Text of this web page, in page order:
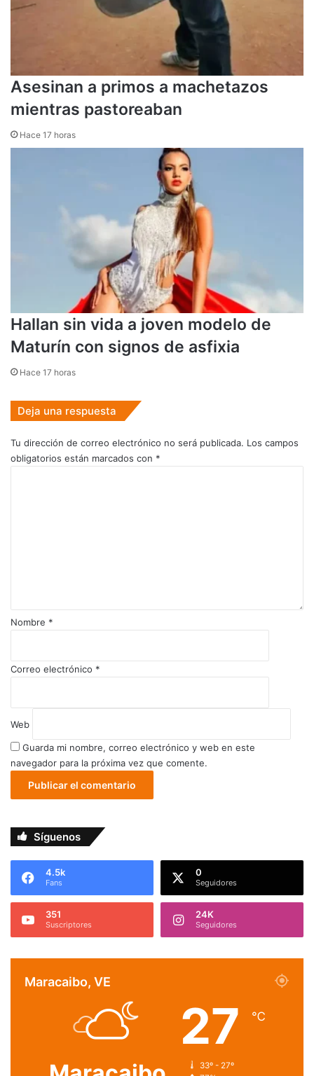
Asesinan a primos a machetazos
mientras pastoreaban
Hace 17 horas
Hallan sin vida a joven modelo de
Maturín con signos de asfixia
Hace 17 horas
Deja una respuesta
Tu dirección de correo electrónico no será publicada. Los campos
obligatorios están marcados con *
o
*
Nombre *
Correo electrónico *
Web
Guarda mi nombre, correo electrónico y web en este
navegador para la próxima vez que comente.
Síguenos
4.5k
Fans
0
Seguidores
351
Suscriptores
24K
Seguidores
Maracaibo, VE
27 ℃
33º - 27º